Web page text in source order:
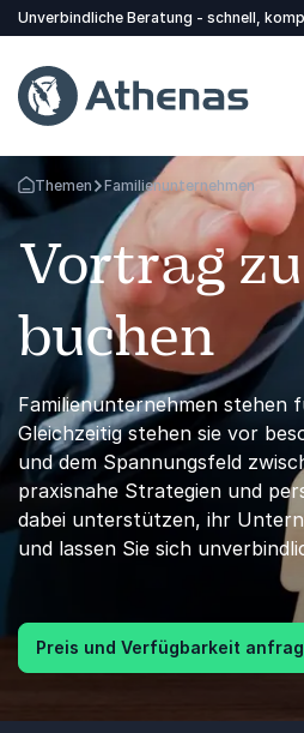
Unverbindliche Beratung - schnell,
Zurück zur Startseite
Themen Familienunternehmen
Vortrag
buchen
Familienunternehmen stehen
Gleichzeitig stehen sie vor
und dem Spannungsfeld
praxisnahe Strategien und
dabei unterstützen, ihr
und lassen Sie sich
Preis und Verfügbarkeit